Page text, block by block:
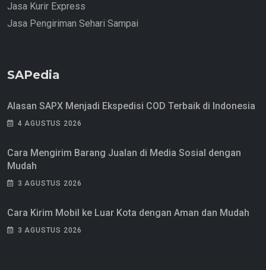
Jasa Kurir Express
Jasa Pengiriman Sehari Sampai
SAPedia
Alasan SAPX Menjadi Ekspedisi COD Terbaik di Indonesia
4 AGUSTUS 2026
Cara Mengirim Barang Jualan di Media Sosial dengan
Mudah
3 AGUSTUS 2026
Cara Kirim Mobil ke Luar Kota dengan Aman dan Mudah
3 AGUSTUS 2026